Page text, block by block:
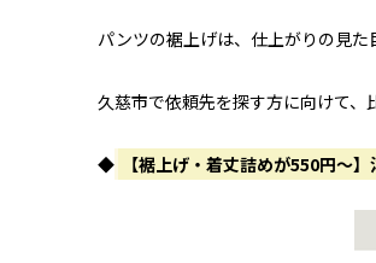
パンツの裾上げは、仕上がりの見た
久慈市で依頼先を探す方に向けて、
◆ 【裾上げ・着丈詰めが550円〜